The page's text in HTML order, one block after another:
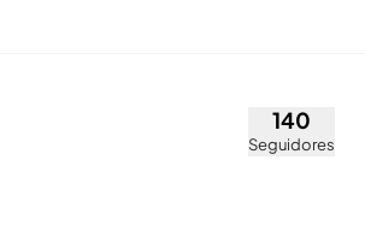
140
Seguidores